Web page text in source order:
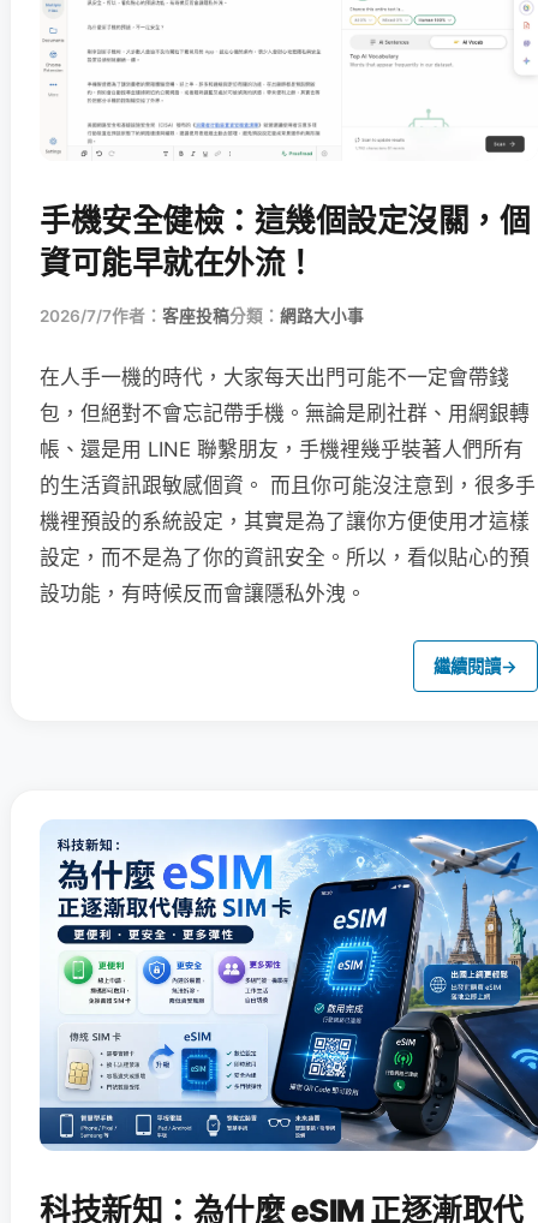
手機安全健檢：這幾個設定沒關，個
資可能早就在外流！
2026/7/7作者： 客座投稿分類： 網路大小事
在人手一機的時代，大家每天出門可能不一定會帶錢
包，但絕對不會忘記帶手機。無論是刷社群、用網銀轉
帳、還是用 LINE 聯繫朋友，手機裡幾乎裝著人們所有
的生活資訊跟敏感個資。 而且你可能沒注意到，很多手
機裡預設的系統設定，其實是為了讓你方便使用才這樣
設定，而不是為了你的資訊安全。所以，看似貼心的預
設功能，有時候反而會讓隱私外洩。
繼續閱讀→
科技新知：為什麼 eSIM 正逐漸取代